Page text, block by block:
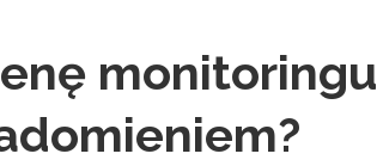
monitoringu